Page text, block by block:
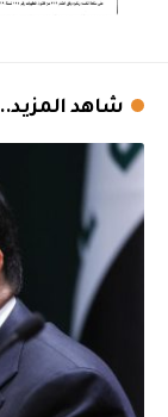
شاهد المزيد..